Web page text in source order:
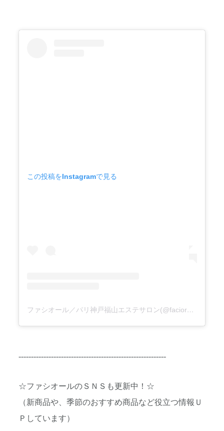
この投稿をInstagramで見る
ファシオール／パリ神戸福山エステサロン(@facior_japan)がシェアした投稿
-----------------------------------------------------------
☆ファシオールのＳＮＳも更新中！☆
（新商品や、季節のおすすめ商品など役立つ情報Ｕ
Ｐしています）